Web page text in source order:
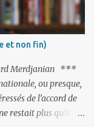
l'ont précédés ne
les noms, avant
ne lui suffisent
les...
et non fin)
Merdjanian ***
ou presque,
de l’accord de
restait plus qu’à le